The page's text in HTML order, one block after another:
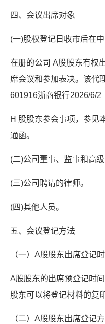
四、会议出席对象
(一)股权登记日收市后在
在册的公司 A股股东有权
席会议和参加表决。该代
601916浙商银行2026/6/2
H 股股东参会事项，参见
通函。
(二)公司董事、监事和高级
(三)公司聘请的律师。
(四)其他人员。
五、会议登记方法
（一）A股股东出席登记
A股股东的出席预登记时
股东可以将登记材料的复
（二）A股股东出席登记